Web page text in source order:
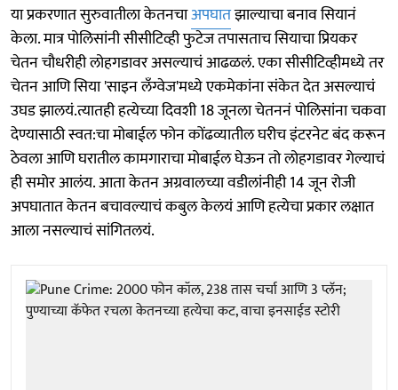
या प्रकरणात सुरुवातीला केतनचाअपघातझाल्याचा बनाव सियानं
केला. मात्र पोलिसांनी सीसीटिव्ही फुटेज तपासताच सियाचा प्रियकर
चेतन चौधरीही लोहगडावर असल्याचं आढळलं. एका सीसीटिव्हीमध्ये तर
चेतन आणि सिया 'साइन लँग्वेज'मध्ये एकमेकांना संकेत देत असल्याचं
उघड झालयं.त्यातही हत्येच्या दिवशी 18 जूनला चेतननं पोलिसांना चकवा
देण्यासाठी स्वत:चा मोबाईल फोन कोंढव्यातील घरीच इंटरनेट बंद करून
ठेवला आणि घरातील कामगाराचा मोबाईल घेऊन तो लोहगडावर गेल्याचं
ही समोर आलंय. आता केतन अग्रवालच्या वडीलांनीही 14 जून रोजी
अपघातात केतन बचावल्याचं कबुल केलयं आणि हत्येचा प्रकार लक्षात
आला नसल्याचं सांगितलयं.